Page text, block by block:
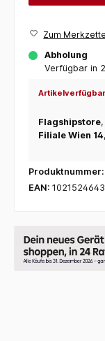
Zum
Abholung
Verfügbar in
Flagshipstore,
Filiale Wien 14
Produktnummer:
EAN: